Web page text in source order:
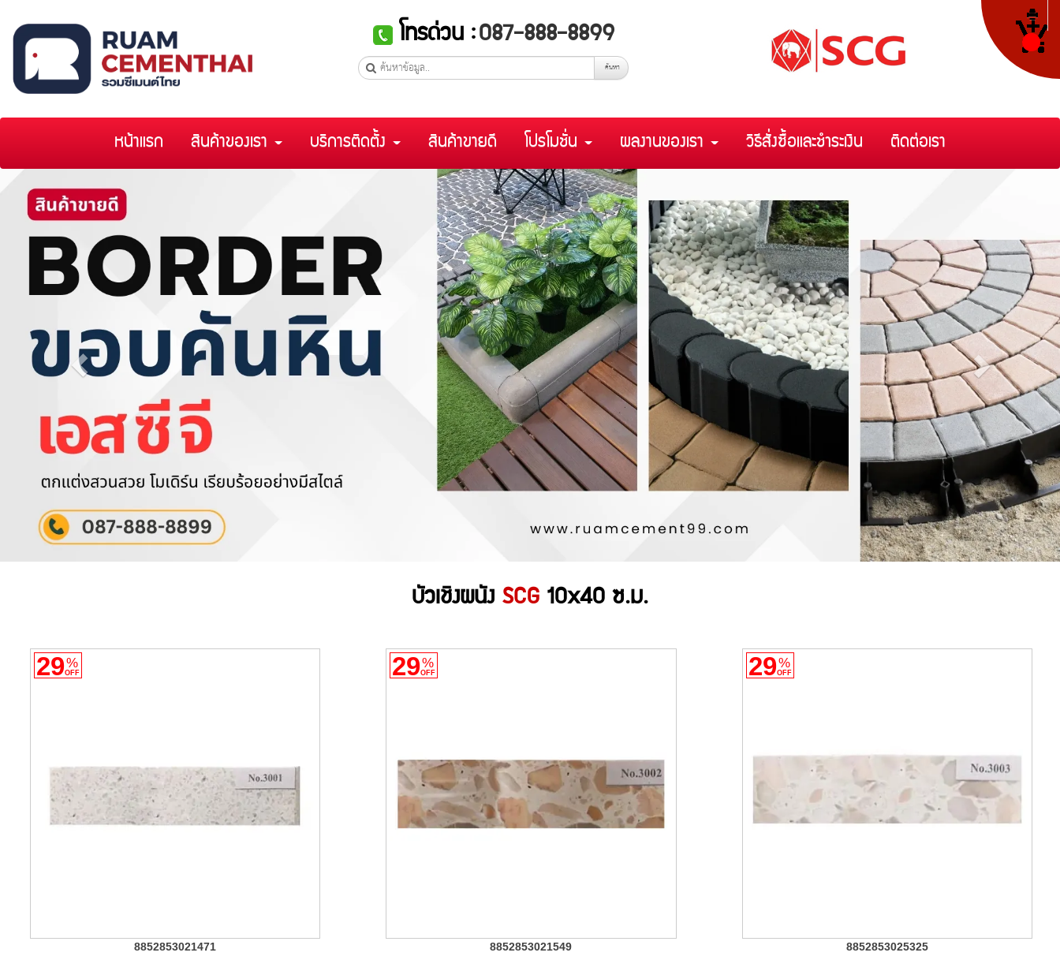
หน้าแรก สินค้าของเรา บริการติดตั้ง สินค้าขายดี โปรโมชั่น ผลงานของเรา วิธีสั่งซื้อและชำระเงิน ติดต่อเรา
โทรด่วน : 087-888-8899
ค้นหา
บัวเชิงผนัง SCG 10x40 ซ.ม.
29%
OFF
8852853021471
29%
OFF
8852853021549
29%
OFF
8852853025325